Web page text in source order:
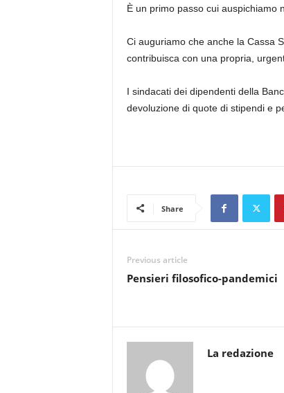
È un primo passo cui auspichiamo
Ci auguriamo che anche la Cassa
contribuisca con una propria,
I sindacati dei dipendenti della
devoluzione di quote di stipendi e
Share
Previous article
Pensieri filosofico-pandemici
La redazione